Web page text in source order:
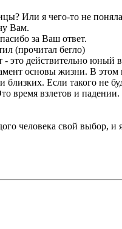
Или я чего-то не
Вам.
за Ваш ответ.
(прочитал бегло)
- это действительно
основы жизни. В этом
Если такого не
взлетов и падении.
человека свой выбор,